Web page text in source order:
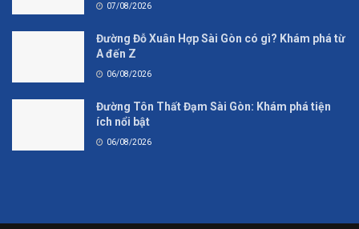
07/08/2026
Đường Đỗ Xuân Hợp Sài Gòn có gì? Khám phá từ
A đến Z
06/08/2026
Đường Tôn Thất Đạm Sài Gòn: Khám phá tiện
ích nổi bật
06/08/2026